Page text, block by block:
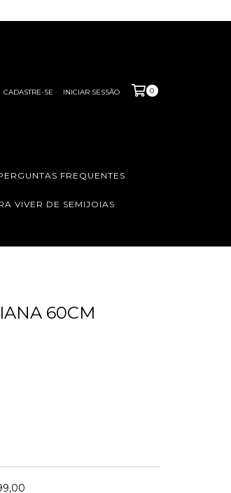
CADASTRE-SE INICIAR SESSÃO 0
FREQUENTES
VIVER DE SEMIJOIAS
60CM